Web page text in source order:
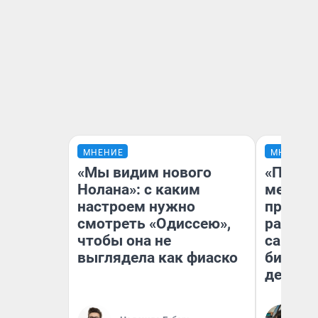
МНЕНИЕ
«Мы видим нового
Нолана»: с каким
настроем нужно
смотреть «Одиссею»,
чтобы она не
выглядела как фиаско
МНЕНИЕ
самом